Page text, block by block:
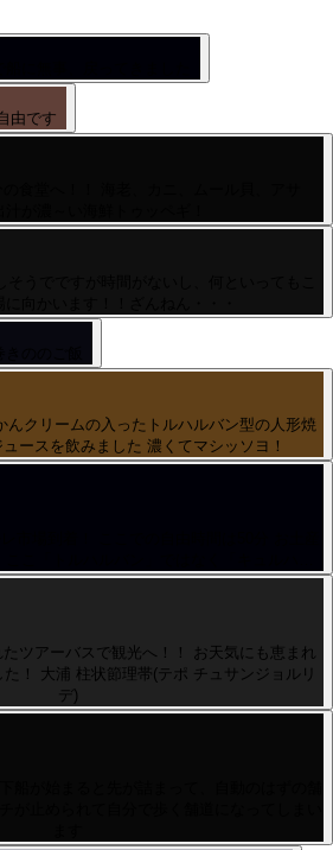
由です
クリームの入ったトルハルバン型の人形焼
ースを飲みました 濃くてマシッソヨ！
ツアーバスで観光へ！！ お天気にも恵まれ
！ 大浦 柱状節理帯(テポ チュサンジョルリ
デ)